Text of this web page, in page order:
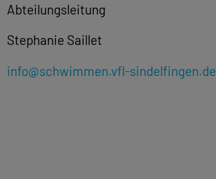
Abteilungsleitung
Stephanie Saillet
info@schwimmen.vfl-sindelfingen.de